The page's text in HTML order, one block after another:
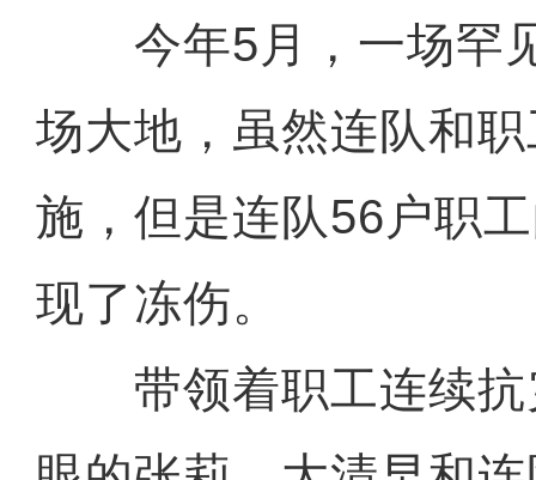
今年5月，一场罕
场大地，虽然连队和
施，但是连队56户职
现了冻伤。
带领着职工连续抗